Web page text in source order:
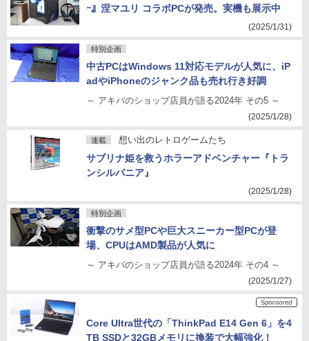
ｰ』涅マユリ コラボPCが発売。実機も展示中
(2025/1/31)
特別企画
中古PCはWindows 11対応モデルが人気に、iP
adやiPhoneのジャンク品も売れ行き好調
～ アキバのショップ店員が語る2024年 その5 ～
(2025/1/28)
連載 想い出のレトロゲームたち
サブリナ姫を救うホラーアドベンチャー『トラ
ンシルバニア』
(2025/1/28)
特別企画
衝撃のサメ型PCや巨大スニーカー型PCが登
場、CPUはAMD製品が人気に
～ アキバのショップ店員が語る2024年 その4 ～
(2025/1/27)
Core Ultra世代の「ThinkPad E14 Gen 6」を4
TB SSDと32GBメモリに換装で大幅強化！